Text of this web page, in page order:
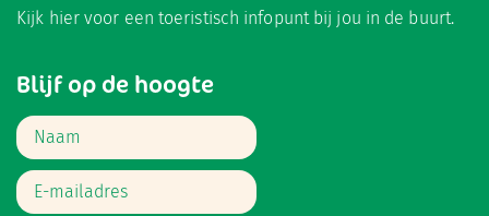
Kijk hiervoor een toeristisch infopunt bij jou in de buurt.
Blijf op de hoogte